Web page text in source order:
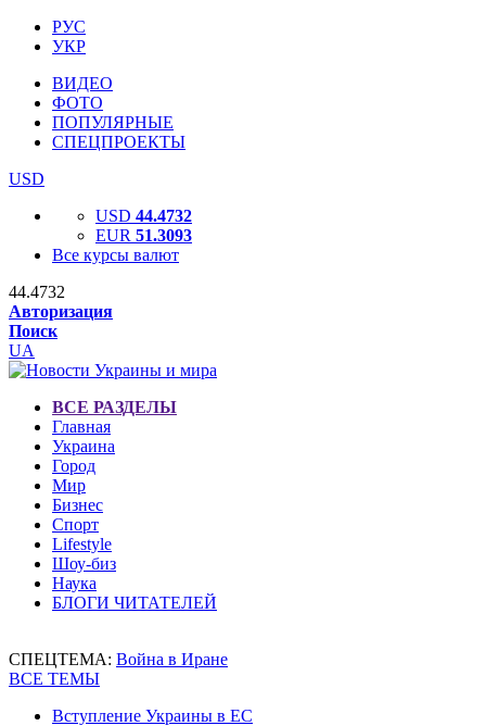
РУС
УКР
ВИДЕО
ФОТО
ПОПУЛЯРНЫЕ
СПЕЦПРОЕКТЫ
USD
USD 44.4732
EUR 51.3093
Все курсы валют
44.4732
Авторизация
Поиск
UA
ВСЕ РАЗДЕЛЫ
Главная
Украина
Город
Мир
Бизнес
Спорт
Lifestyle
Шоу-биз
Наука
БЛОГИ ЧИТАТЕЛЕЙ
СПЕЦТЕМА: Война в Иране
ВСЕ ТЕМЫ
Вступление Украины в ЕС